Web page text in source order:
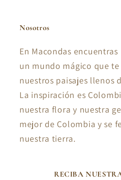
Nosotros
En Macondas encuentras
un mundo mágico que
nuestros paisajes llenos
La inspiración es
nuestra flora y nuestra
mejor de Colombia y se
nuestra tierra.
RECIBA